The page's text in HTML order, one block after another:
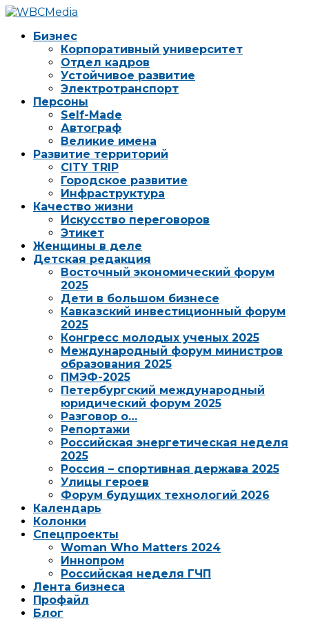
Бизнес
Корпоративный университет
Отдел кадров
Устойчивое развитие
Электротранспорт
Персоны
Self-Made
Автограф
Великие имена
Развитие территорий
CITY TRIP
Городское развитие
Инфраструктура
Качество жизни
Искусство переговоров
Этикет
Женщины в деле
Детская редакция
Восточный экономический форум
2025
Дети в большом бизнесе
Кавказский инвестиционный форум
2025
Конгресс молодых ученых 2025
Международный форум министров
образования 2025
ПМЭФ-2025
Петербургский международный
юридический форум 2025
Разговор о…
Репортажи
Российская энергетическая неделя
2025
Россия – спортивная держава 2025
Улицы героев
Форум будущих технологий 2026
Календарь
Колонки
Спецпроекты
Woman Who Matters 2024
Иннопром
Российская неделя ГЧП
Лента бизнеса
Профайл
Блог